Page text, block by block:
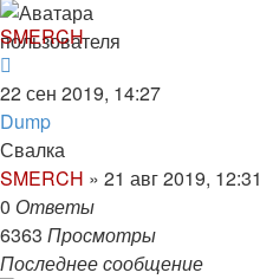
SMERCH
22 сен 2019, 14:27
Dump
Свалка
SMERCH » 21 авг 2019, 12:31
0 Ответы
6363 Просмотры
Последнее сообщение